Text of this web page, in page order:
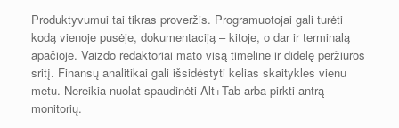
Produktyvumui tai tikras proveržis. Programuotojai gali turėti
kodą vienoje pusėje, dokumentaciją – kitoje, o dar ir terminalą
apačioje. Vaizdo redaktoriai mato visą timeline ir didelę peržiūros
sritį. Finansų analitikai gali išsidėstyti kelias skaitykles vienu
metu. Nereikia nuolat spaudinėti Alt+Tab arba pirkti antrą
monitorių.